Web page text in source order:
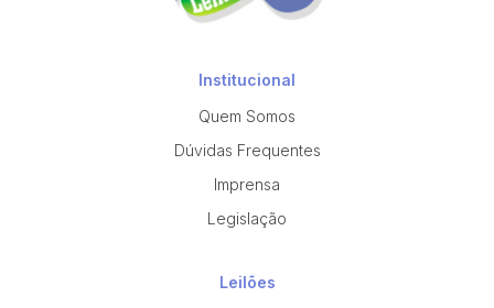
Institucional
Quem Somos
Dúvidas Frequentes
Imprensa
Legislação
Leilões